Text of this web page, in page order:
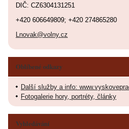
DIČ: CZ6304131251
+420 606649809; +420 274865280
Lnovak@volny.cz
Oblíbené odkazy
Další služby a info:
Fotogalerie hory, portréty, články
Vyhledávání